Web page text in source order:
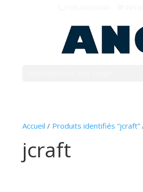
Accueil / Produits identifiés “jcraft”
jcraft